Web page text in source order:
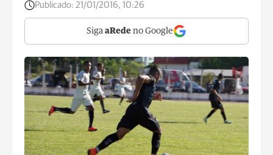
Publicado: 21/01/2016, 10:26
Siga aRede no Google